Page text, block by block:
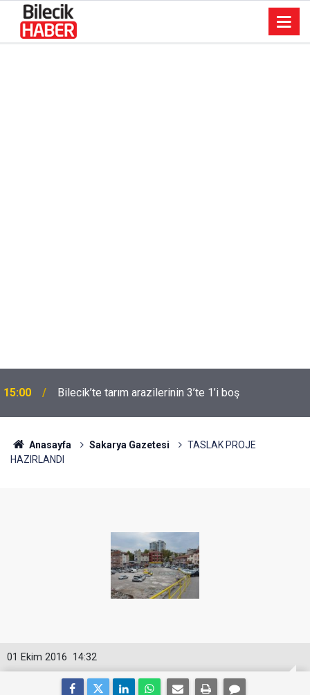
15:00 Bilecik’te tarım arazilerinin 3’te 1’i boş
Anasayfa Sakarya Gazetesi
TASLAK PROJE
HAZIRLANDI
14:32
01 Ekim 2016